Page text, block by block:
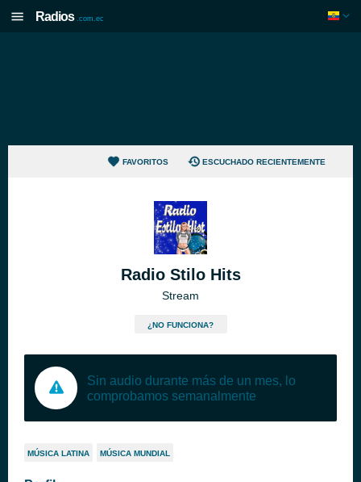
Radios .com.ec
FAVORITOS ESCUCHADO RECIENTEMENTE
Radio Stilo Hits
Stream
¿NO FUNCIONA?
Sin audio durante más de un mes, lo
comprobamos semanalmente
MÚSICA LATINA MÚSICA MUNDIAL